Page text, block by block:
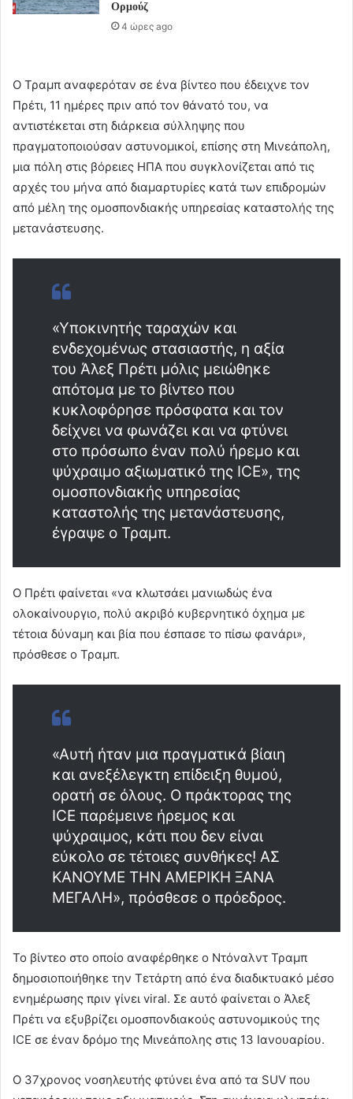
Ορμούζ
4 ώρες ago
Ο Τραμπ αναφερόταν σε ένα βίντεο που έδειχνε τον
Πρέτι, 11 ημέρες πριν από τον θάνατό του, να
αντιστέκεται στη διάρκεια σύλληψης που
πραγματοποιούσαν αστυνομικοί, επίσης στη Μινεάπολη,
μια πόλη στις βόρειες ΗΠΑ που συγκλονίζεται από τις
αρχές του μήνα από διαμαρτυρίες κατά των επιδρομών
από μέλη της ομοσπονδιακής υπηρεσίας καταστολής της
μετανάστευσης.
«Υποκινητής ταραχών και
ενδεχομένως στασιαστής, η αξία
του Άλεξ Πρέτι μόλις μειώθηκε
απότομα με το βίντεο που
κυκλοφόρησε πρόσφατα και τον
δείχνει να φωνάζει και να φτύνει
στο πρόσωπο έναν πολύ ήρεμο και
ψύχραιμο αξιωματικό της ICE», της
ομοσπονδιακής υπηρεσίας
καταστολής της μετανάστευσης,
έγραψε ο Τραμπ.
Ο Πρέτι φαίνεται «να κλωτσάει μανιωδώς ένα
ολοκαίνουργιο, πολύ ακριβό κυβερνητικό όχημα με
τέτοια δύναμη και βία που έσπασε το πίσω φανάρι»,
πρόσθεσε ο Τραμπ.
«Αυτή ήταν μια πραγματικά βίαιη
και ανεξέλεγκτη επίδειξη θυμού,
ορατή σε όλους. Ο πράκτορας της
ICE παρέμεινε ήρεμος και
ψύχραιμος, κάτι που δεν είναι
εύκολο σε τέτοιες συνθήκες! ΑΣ
ΚΑΝΟΥΜΕ ΤΗΝ ΑΜΕΡΙΚΗ ΞΑΝΑ
ΜΕΓΑΛΗ», πρόσθεσε ο πρόεδρος.
Το βίντεο στο οποίο αναφέρθηκε ο Ντόναλντ Τραμπ
δημοσιοποιήθηκε την Τετάρτη από ένα διαδικτυακό μέσο
ενημέρωσης πριν γίνει viral. Σε αυτό φαίνεται ο Άλεξ
Πρέτι να εξυβρίζει ομοσπονδιακούς αστυνομικούς της
ICE σε έναν δρόμο της Μινεάπολης στις 13 Ιανουαρίου.
Ο 37χρονος νοσηλευτής φτύνει ένα από τα SUV που